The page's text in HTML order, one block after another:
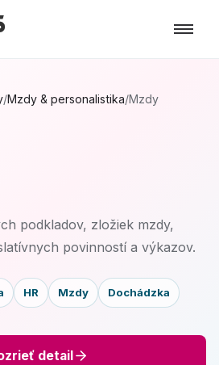
/Mzdy & personalistika/Mzdy
podkladov, zložiek mzdy,
povinností a výkazov.
HR Mzdy Dochádzka
detail